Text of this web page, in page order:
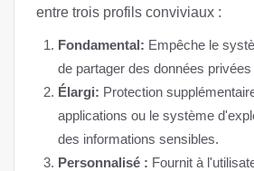
entre trois profils conviviaux :
Fondamental: Empêche le
de partager des données privées
Élargi: Protection
applications ou le système
des informations sensibles.
Personnalisé : Fournit à